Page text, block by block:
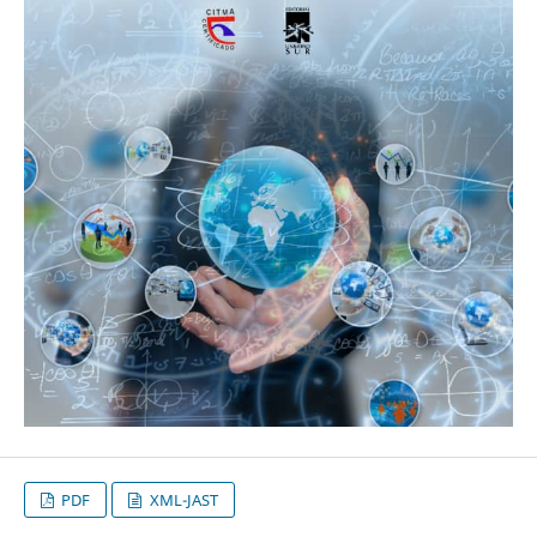
PDF XML-JAST